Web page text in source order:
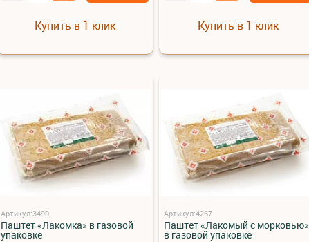
Купить в 1 клик Купить в 1 клик
Артикул:3490
Паштет «Лакомка» в газовой
упаковке
Артикул:4267
Паштет «Лакомый с морковью»
в газовой упаковке